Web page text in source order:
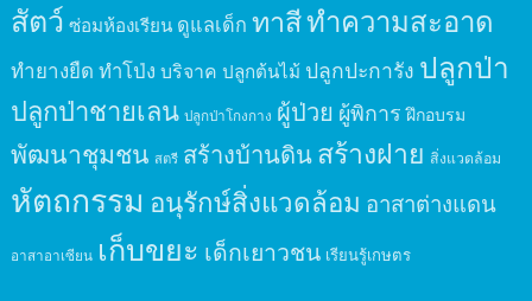
สัตว์ ซ่อมห้องเรียน ดูแลเด็ก ทาสีทำความสะอาด
ทำยางยืด ทำโป่ง บริจาค ปลูกต้นไม้ ปลูกปะการัง ปลูกป่า
ปลูกป่าชายเลน ปลูกป่าโกงกาง ผู้ป่วย ผู้พิการ ฝึกอบรม
พัฒนาชุมชน สตรี สร้างบ้านดินสร้างฝาย สิ่งแวดล้อม
หัตถกรรม อนุรักษ์สิ่งแวดล้อม อาสาต่างแดน
อาสาอาเซียน เก็บขยะ เด็กเยาวชน เรียนรู้เกษตร